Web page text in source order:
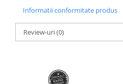
Informatii conformitate produs
Review-uri(0)